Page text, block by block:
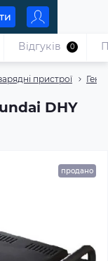
пристрої
DHY
Відгуків 0
продано